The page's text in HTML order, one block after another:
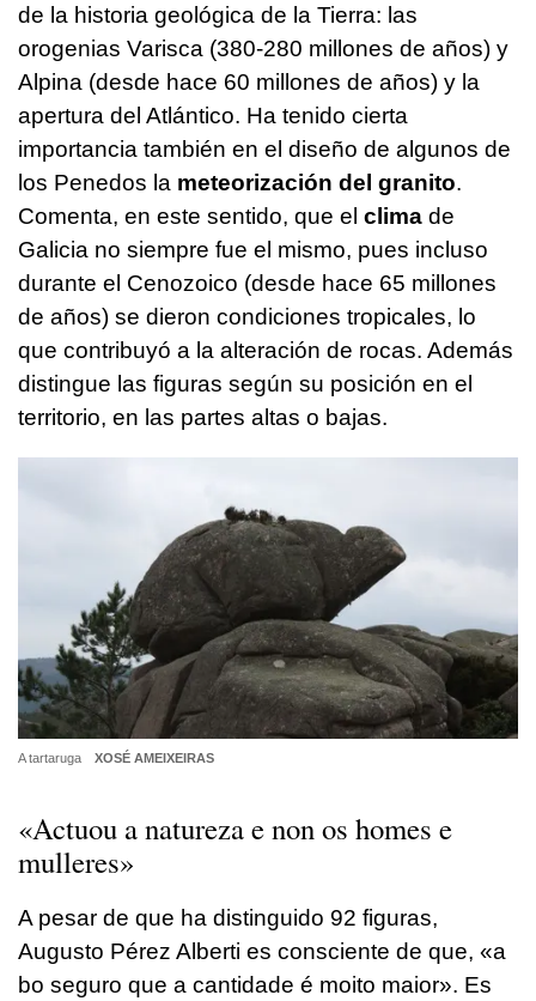
de la historia geológica de la Tierra: las
orogenias Varisca (380-280 millones de años) y
Alpina (desde hace 60 millones de años) y la
apertura del Atlántico. Ha tenido cierta
importancia también en el diseño de algunos de
los Penedos la meteorización del granito.
Comenta, en este sentido, que el clima de
Galicia no siempre fue el mismo, pues incluso
durante el Cenozoico (desde hace 65 millones
de años) se dieron condiciones tropicales, lo
que contribuyó a la alteración de rocas. Además
distingue las figuras según su posición en el
territorio, en las partes altas o bajas.
A tartaruga XOSÉ AMEIXEIRAS
«Actuou a natureza e non os homes e
mulleres»
A pesar de que ha distinguido 92 figuras,
Augusto Pérez Alberti es consciente de que, «a
bo seguro que a cantidade é moito maior». Es